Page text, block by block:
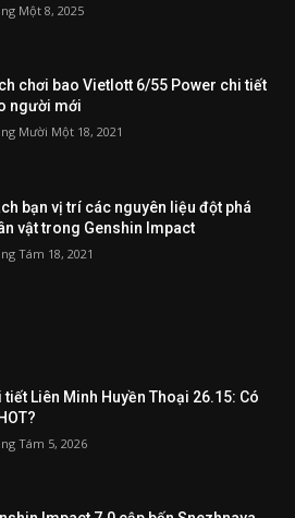
Một 8, 2025
chơi bao Vietlott 6/55 Power chi tiết
người mới
Mười Một 18, 2021
bạn vị trí các nguyên liệu đột phá
vật trong Genshin Impact
Tám 18, 2021
tiết Liên Minh Huyền Thoại 26.15: Có
Tám 5, 2026